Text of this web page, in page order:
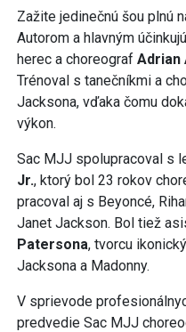
Zažite jedinečnú šou plnú
Autorom a hlavným
herec a choreograf Adrian
Trénoval s tanečníkmi a
Jacksona, vďaka čomu
výkon.
Sac MJJ spolupracoval s
Jr., ktorý bol 23 rokov
pracoval aj s Beyoncé,
Janet Jackson. Bol tiež
Patersona, tvorcu
Jacksona a Madonny.
V sprievode
predvedie Sac MJJ